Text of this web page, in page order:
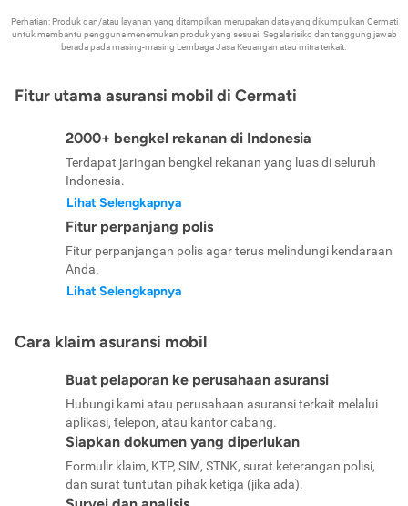
Perhatian: Produk dan/atau layanan yang ditampilkan merupakan data yang dikumpulkan Cermati
untuk membantu pengguna menemukan produk yang sesuai. Segala risiko dan tanggung jawab
berada pada masing-masing Lembaga Jasa Keuangan atau mitra terkait.
Fitur utama asuransi mobil di Cermati
2000+ bengkel rekanan di Indonesia
Terdapat jaringan bengkel rekanan yang luas di seluruh
Indonesia.
Lihat Selengkapnya
Fitur perpanjang polis
Fitur perpanjangan polis agar terus melindungi kendaraan
Anda.
Lihat Selengkapnya
Cara klaim asuransi mobil
Buat pelaporan ke perusahaan asuransi
Hubungi kami atau perusahaan asuransi terkait melalui
aplikasi, telepon, atau kantor cabang.
Siapkan dokumen yang diperlukan
Formulir klaim, KTP, SIM, STNK, surat keterangan polisi,
dan surat tuntutan pihak ketiga (jika ada).